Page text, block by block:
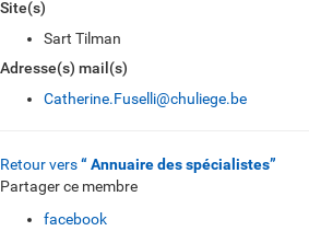
Site(s)
Sart Tilman
Adresse(s) mail(s)
Catherine.Fuselli@chuliege.be
Retour vers“ Annuaire des spécialistes”
Partager ce membre
facebook